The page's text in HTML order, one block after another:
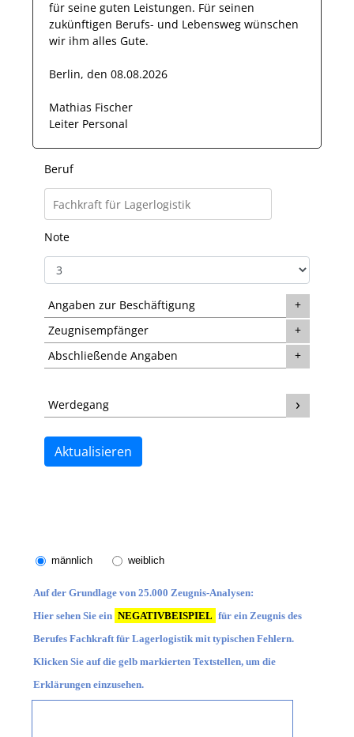
männlich weiblich
Auf der Grundlage von 25.000 Zeugnis-Analysen:
Hier sehen Sie ein NEGATIVBEISPIEL für ein Zeugnis des
Berufes Fachkraft für Lagerlogistik mit typischen Fehlern.
Klicken Sie auf die gelb markierten Textstellen, um die
Erklärungen einzusehen.